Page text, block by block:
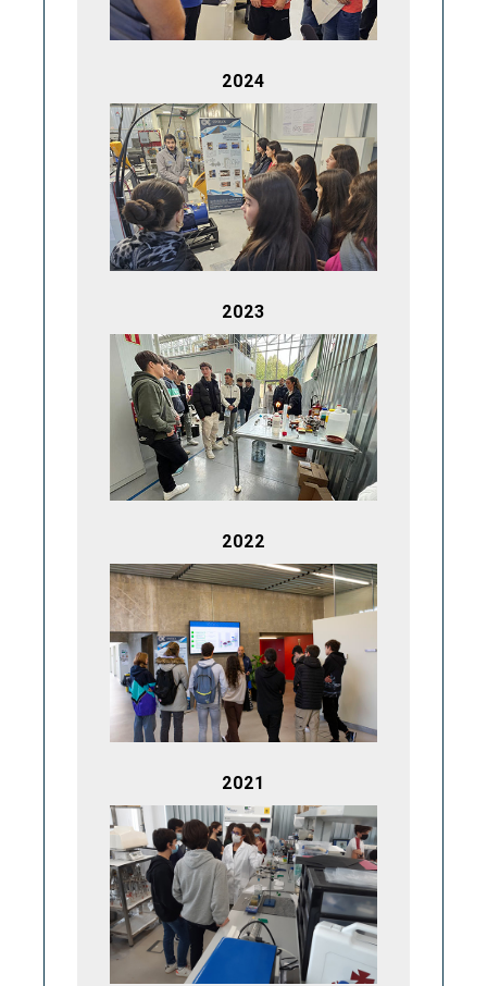
2024
2023
2022
2021